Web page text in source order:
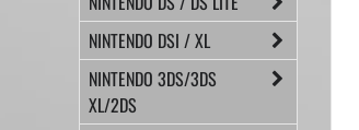
NINTENDO DSI / XL
NINTENDO 3DS/3DS
XL/2DS